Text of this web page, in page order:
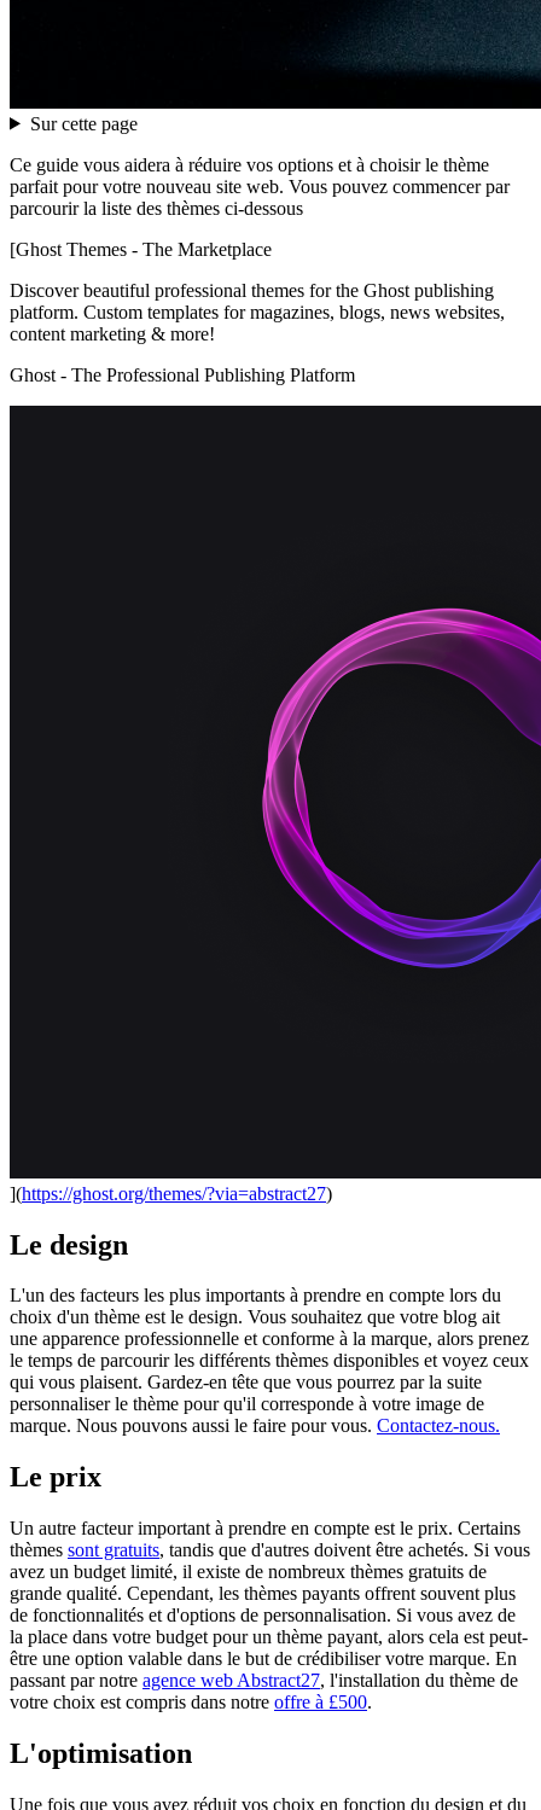
Sur cette page
Ce guide vous aidera à réduire vos options et à choisir le thème
parfait pour votre nouveau site web. Vous pouvez commencer par
parcourir la liste des thèmes ci-dessous
[Ghost Themes - The Marketplace
Discover beautiful professional themes for the Ghost publishing
platform. Custom templates for magazines, blogs, news websites,
content marketing & more!
Ghost - The Professional Publishing Platform
](https://ghost.org/themes/?via=abstract27)
Le design
L'un des facteurs les plus importants à prendre en compte lors du
choix d'un thème est le design. Vous souhaitez que votre blog ait
une apparence professionnelle et conforme à la marque, alors prenez
le temps de parcourir les différents thèmes disponibles et voyez ceux
qui vous plaisent. Gardez-en tête que vous pourrez par la suite
personnaliser le thème pour qu'il corresponde à votre image de
marque. Nous pouvons aussi le faire pour vous. Contactez-nous.
Le prix
Un autre facteur important à prendre en compte est le prix. Certains
thèmes sont gratuits, tandis que d'autres doivent être achetés. Si vous
avez un budget limité, il existe de nombreux thèmes gratuits de
grande qualité. Cependant, les thèmes payants offrent souvent plus
de fonctionnalités et d'options de personnalisation. Si vous avez de
la place dans votre budget pour un thème payant, alors cela est peut-
être une option valable dans le but de crédibiliser votre marque. En
passant par notre agence web Abstract27, l'installation du thème de
votre choix est compris dans notre offre à £500.
L'optimisation
Une fois que vous avez réduit vos choix en fonction du design et du